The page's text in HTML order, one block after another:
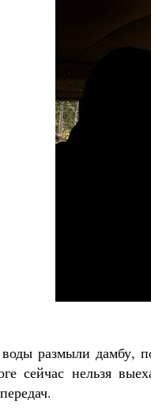
размыли дамбу,
сейчас нельзя